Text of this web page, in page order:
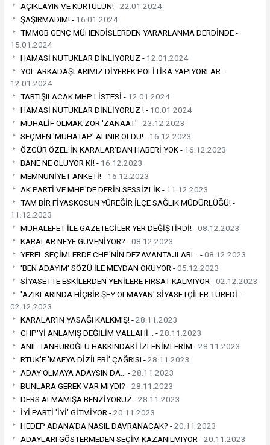
AÇIKLAYIN VE KURTULUN! -22.01.2024
ŞAŞIRMADIM! - 16.01.2024
TMMOB GENÇ MÜHENDİSLERDEN YARARLANMA DERDİNDE -
15.01.2024
HAMASİ NUTUKLAR DİNLİYORUZ - 12.01.2024
YOL ARKADAŞLARIMIZ DİYEREK POLİTİKA YAPIYORLAR -
12.01.2024
TARTIŞILACAK MHP LİSTESİ - 12.01.2024
HAMASİ NUTUKLAR DİNLİYORUZ ! - 10.01.2024
MUHALİF OLMAK ZOR 'ZANAAT' -23.12.2023
SEÇMEN 'MUHATAP' ALINIR OLDU! - 16.12.2023
ÖZGÜR ÖZEL'İN KARALAR'DAN HABERİ YOK - 16.12.2023
BANE NE OLUYOR Kİ! - 16.12.2023
MEMNUNİYET ANKETİ! - 16.12.2023
AK PARTİ VE MHP'DE DERİN SESSİZLİK - 11.12.2023
TAM BİR FİYASKOSUN YÜREĞİR İLÇE SAĞLIK MÜDÜRLÜĞÜ! -
11.12.2023
MUHALEFET İLE GAZETECİLER YER DEĞİŞTİRDİ! -08.12.2023
KARALAR NEYE GÜVENİYOR? -08.12.2023
YEREL SEÇİMLERDE CHP'NİN DEZAVANTAJLARI… -08.12.2023
'BEN ADAYIM' SÖZÜ İLE MEYDAN OKUYOR -05.12.2023
SİYASETTE ESKİLERDEN YENİLERE FIRSAT KALMIYOR -02.12.2023
'AZIKLARINDA HİÇBİR ŞEY OLMAYAN' SİYASETÇİLER TÜREDİ -
02.12.2023
KARALAR'IN YASAĞI KALKMIŞ! -28.11.2023
CHP'Yİ ANLAMIŞ DEĞİLİM VALLAHİ… -28.11.2023
ANIL TANBUROĞLU HAKKINDAKİ İZLENİMLERİM -28.11.2023
RTÜK'E 'MAFYA DİZİLERİ' ÇAĞRISI -28.11.2023
ADAY OLMAYA ADAYSIN DA… -28.11.2023
BUNLARA GEREK VAR MIYDI? -28.11.2023
DERS ALMAMIŞA BENZİYORUZ -28.11.2023
İYİ PARTİ 'İYİ' GİTMİYOR -20.11.2023
HEDEP ADANA'DA NASIL DAVRANACAK? -20.11.2023
ADAYLARI GÖSTERMEDEN SEÇİM KAZANILMIYOR -20.11.2023